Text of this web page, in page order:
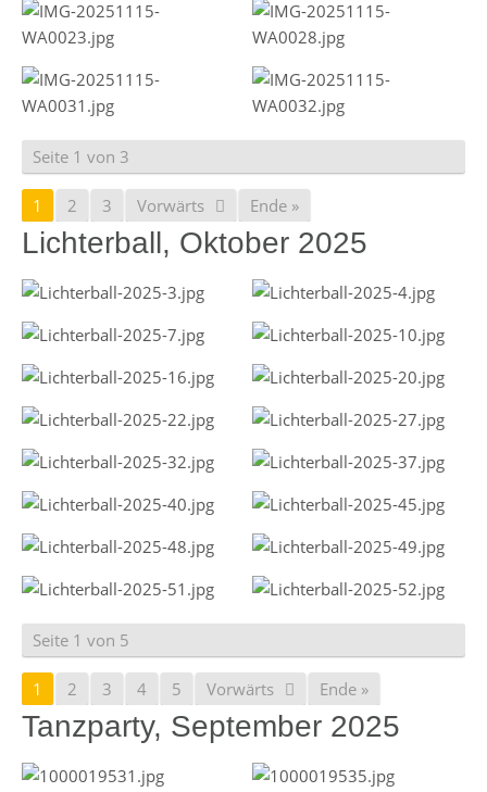
Seite 1 von 3
1 2 3 Vorwärts Ende »
Lichterball, Oktober 2025
Seite 1 von 5
1 2 3 4 5 Vorwärts Ende »
Tanzparty, September 2025